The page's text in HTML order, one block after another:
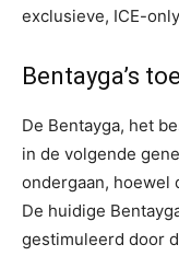
exclusieve, ICE-
Bentayga’s
De Bentayga, het
in de volgende
ondergaan, hoewel
De huidige
gestimuleerd door